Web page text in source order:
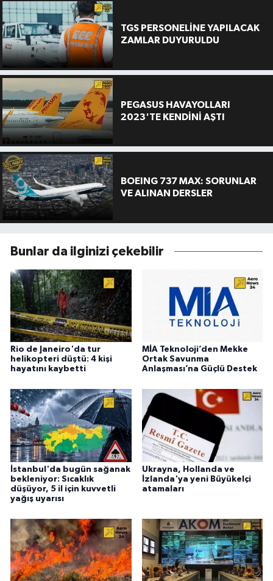
TGS PERSONELİNE YAPILACAK
ZAMLAR DUYURULDU
PEGASUS HAVAYOLLARI
2023'TE KENDİNİ AŞTI
BOEING 737 MAX: SORUNLAR
VE ALINAN DERSLER
Bunlar da ilginizi çekebilir
Rio de Janeiro'da tur
helikopteri düştü: 4 kişi
hayatını kaybetti
MİA Teknoloji’den Mekke
Ortak Savunma
Anlaşması’na Güçlü Destek
İstanbul'da bugün sağanak
bekleniyor: Sıcaklık
düşüyor, 5 il için kuvvetli
yağış uyarısı
Ukrayna, Hollanda ve
İzlanda'ya yeni Büyükelçi
atamaları